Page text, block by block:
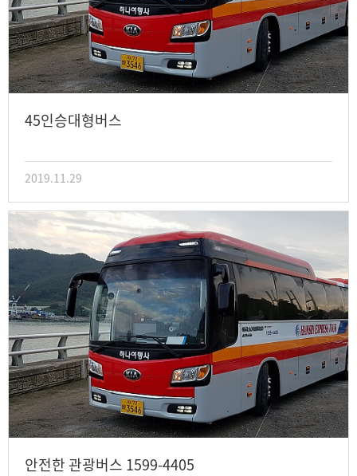
45인승대형버스
2019.11.29
안전한 관광버스 1599-4405